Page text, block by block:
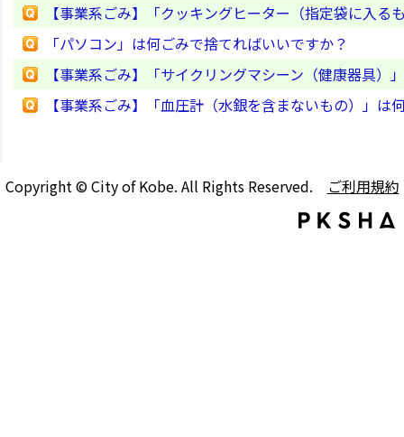
【事業系ごみ】「クッキングヒーター（指定袋に入
「パソコン」は何ごみで捨てればいいですか？
【事業系ごみ】「サイクリングマシーン（健康器具）
【事業系ごみ】「血圧計（水銀を含まないもの）」は
Copyright © City of Kobe. All Rights Reserved. ご利用規約